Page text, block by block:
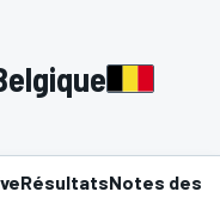
RésultatsNotes des